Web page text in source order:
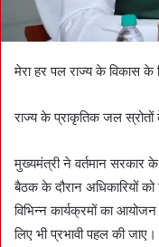
मेरा हर पल राज्य के विकास के
राज्य के प्राकृतिक जल स्रोतों
मुख्यमंत्री ने वर्तमान सरकार
बैठक के दौरान अधिकारियों
विभिन्न कार्यक्रमों का
लिए भी प्रभावी पहल की